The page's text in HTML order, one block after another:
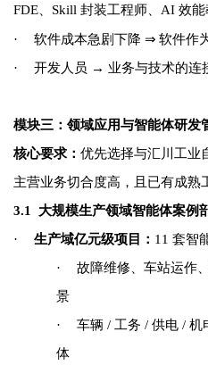
FDE、 Skill 封装工程师、AI 效能
· 软件成本急剧下降 ⇒ 软件作
·
开发人员 → 业务与技术的连
模块三：领域应用与智能体研发
核心要求： 优先选择与汇川工业
主营业务切合度高，且已有成熟
3.1 大规模生产领域智能体案例
·
生产域亿元级项目： 11 套智
·
故障维修、车站运作
景
·
车辆 / 工务 / 供电 /
体